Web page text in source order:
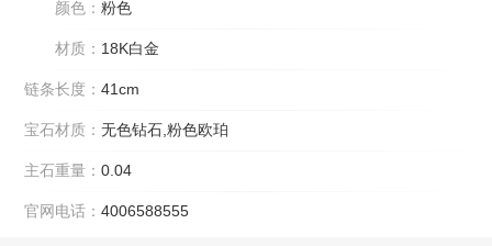
颜色： 粉色
材质： 18K白金
链条长度： 41cm
宝石材质： 无色钻石,粉色欧珀
主石重量： 0.04
官网电话： 4006588555